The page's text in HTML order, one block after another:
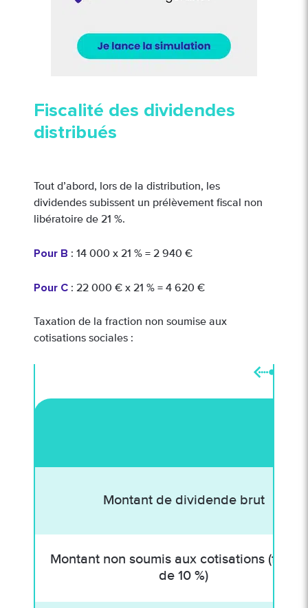
Fiscalité des dividendes
distribués
Tout d’abord, lors de la distribution, les
dividendes subissent un prélèvement fiscal non
libératoire de 21 %.
Pour B : 14 000 x 21 % = 2 940 €
Pour C : 22 000 € x 21 % = 4 620 €
Taxation de la fraction non soumise aux
cotisations sociales :
Montant de dividende brut
Montant non soumis aux cotisations
de 10 %)